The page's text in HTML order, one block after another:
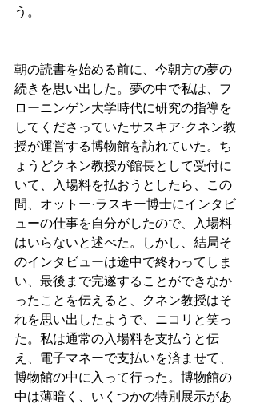
う。
朝の読書を始める前に、今朝方の夢の
続きを思い出した。夢の中で私は、フ
ローニンゲン大学時代に研究の指導を
してくださっていたサスキア·クネン教
授が運営する博物館を訪れていた。ち
ょうどクネン教授が館長として受付に
いて、入場料を払おうとしたら、この
間、オットー·ラスキー博士にインタビ
ューの仕事を自分がしたので、入場料
はいらないと述べた。しかし、結局そ
のインタビューは途中で終わってしま
い、最後まで完遂することができなか
ったことを伝えると、クネン教授はそ
れを思い出したようで、ニコリと笑っ
た。私は通常の入場料を支払うと伝
え、電子マネーで支払いを済ませて、
博物館の中に入って行った。博物館の
中は薄暗く、いくつかの特別展示があ